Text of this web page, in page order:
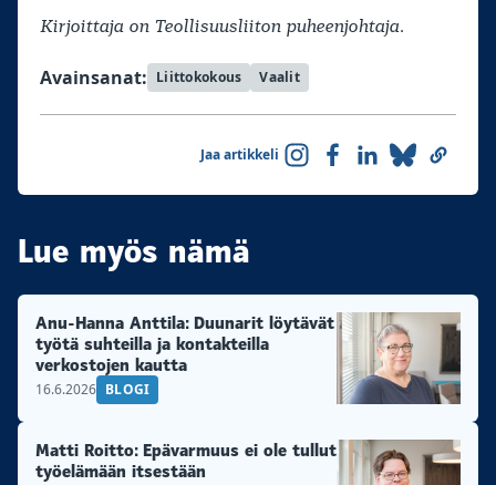
Kirjoittaja on Teollisuusliiton puheenjohtaja.
Avainsanat: Liittokokous Vaalit
Jaa artikkeli
Lue myös nämä
Anu-Hanna Anttila: Duunarit löytävät
työtä suhteilla ja kontakteilla
verkostojen kautta
16.6.2026 BLOGI
Matti Roitto: Epävarmuus ei ole tullut
työelämään itsestään